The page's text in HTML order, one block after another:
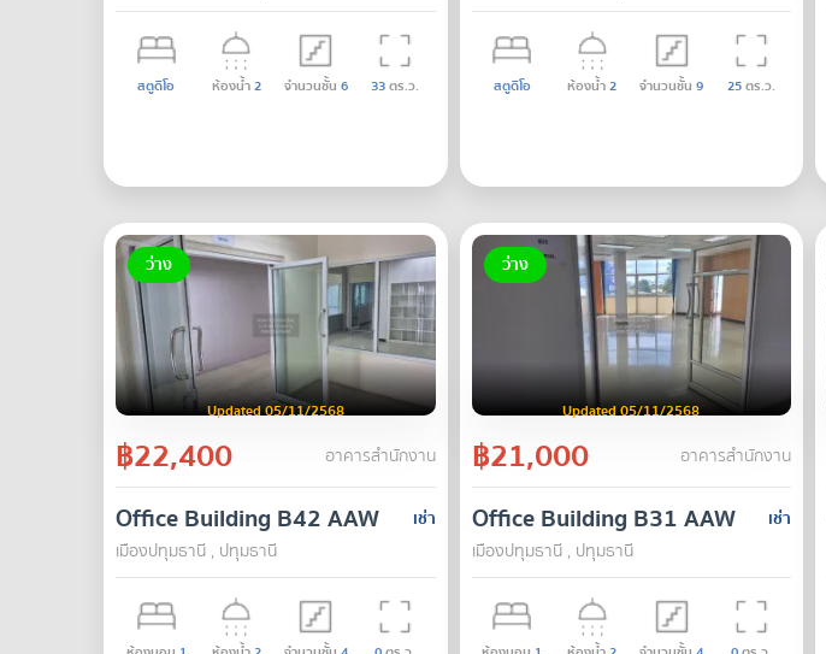
สตูดิโอ ห้องน้ำ2 จำนวนชั้น 6 33ตร.ว. สตูดิโอ ห้องน้ำ2 จำนวนชั้น 9 25ตร.ว.
ว่าง
Updated 05/11/2568
฿22,400 อาคารสำนักงาน
เช่า
Office Building B42 AAW
เมืองปทุมธานี , ปทุมธานี
ว่าง
Updated 05/11/2568
฿21,000 อาคารสำนักงาน
เช่า
Office Building B31 AAW
เมืองปทุมธานี , ปทุมธานี